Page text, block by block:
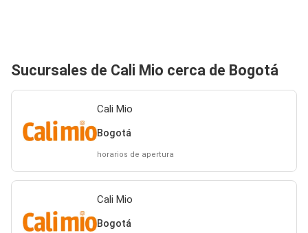
Sucursales de Cali Mio cerca de Bogotá
Cali Mio
Bogotá
horarios de apertura
Cali Mio
Bogotá